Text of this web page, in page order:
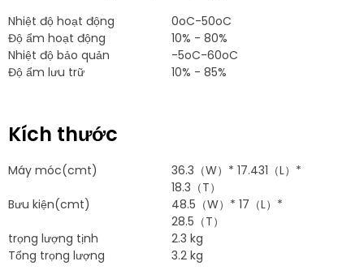
Nhiệt độ hoạt động
0oC-50oC
Độ ẩm hoạt động
10% - 80%
Nhiệt độ bảo quản
-5oC-60oC
Độ ẩm lưu trữ
10% - 85%
Kích thước
Máy móc(cmt) 36.3 （W）* 17.431（L）*
18.3（T）
Bưu kiện(cmt)
48.5 （W）* 17（L）*
28.5（T）
trọng lượng tịnh
2.3 kg
Tổng trọng lượng
3.2 kg